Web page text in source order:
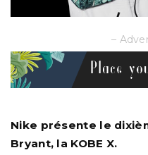
–
Nike présente le
Bryant, la KOBE X.